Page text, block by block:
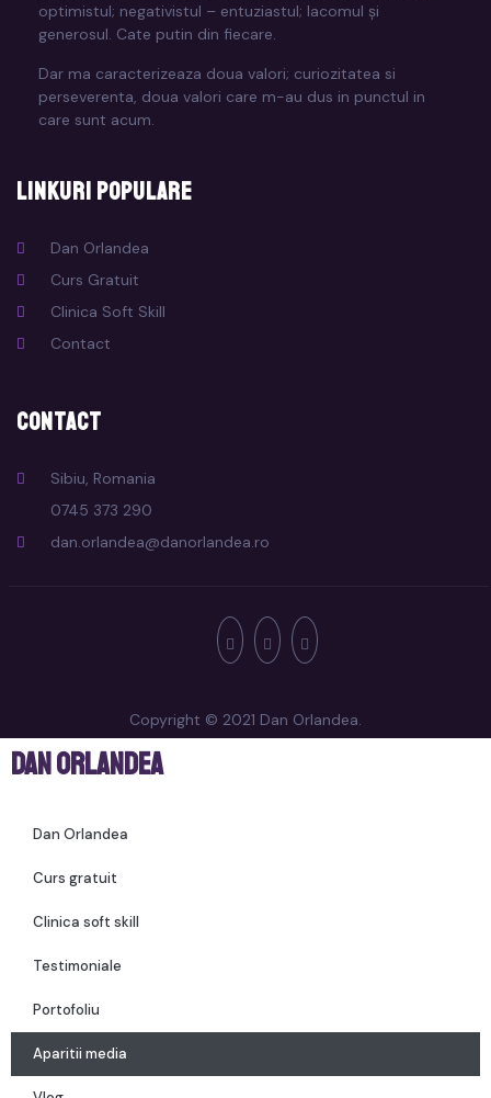
optimistul; negativistul – entuziastul; lacomul și
generosul. Cate putin din fiecare.
Dar ma caracterizeaza doua valori; curiozitatea si
perseverenta, doua valori care m-au dus in punctul in
care sunt acum.
Linkuri populare
Dan Orlandea
Curs Gratuit
Clinica Soft Skill
Contact
Contact
Sibiu, Romania
0745 373 290
dan.orlandea@danorlandea.ro
Copyright © 2021 Dan Orlandea.
Dan Orlandea
Dan Orlandea
Curs gratuit
Clinica soft skill
Testimoniale
Portofoliu
Aparitii media